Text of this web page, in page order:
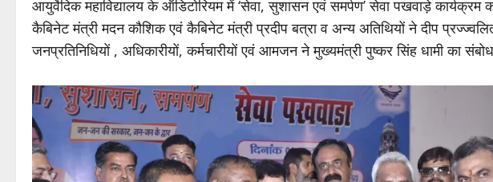
आयुर्वेदिक महाविद्यालय के ऑडिटोरियम में ‘सेवा, सुशासन एवं समर्पण’ सेवा पखवाड़े कार्यक्रम
कैबिनेट मंत्री मदन कौशिक एवं कैबिनेट मंत्री प्रदीप बत्रा व अन्य अतिथियों ने दीप
जनप्रतिनिधियों , अधिकारीयों, कर्मचारीयों एवं आमजन ने मुख्यमंत्री पुष्कर सिंह धामी का